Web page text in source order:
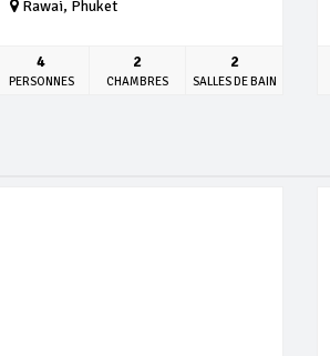
Rawai, Phuket
4
PERSONNES
2
CHAMBRES
2
SALLES DE BAIN